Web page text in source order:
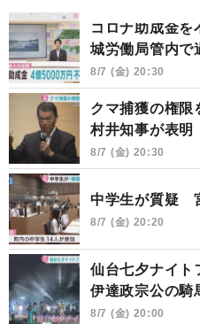
コロナ助成金
城労働局管内で
8/7 (金) 20:30
クマ捕獲の権
村井知事が表
8/7 (金) 20:30
中学生が質疑
8/7 (金) 20:20
仙台七夕ナイ
伊達政宗公の騎
8/7 (金) 20:00